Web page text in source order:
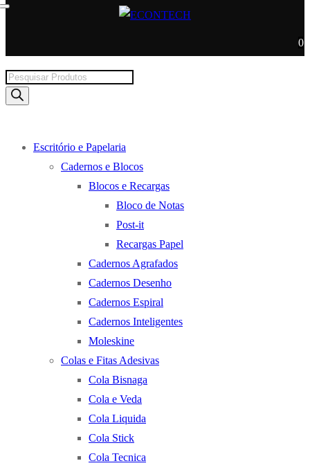
0
Products
search
Escritório e Papelaria
Cadernos e Blocos
Blocos e Recargas
Bloco de Notas
Post-it
Recargas Papel
Cadernos Agrafados
Cadernos Desenho
Cadernos Espiral
Cadernos Inteligentes
Moleskine
Colas e Fitas Adesivas
Cola Bisnaga
Cola e Veda
Cola Liquida
Cola Stick
Cola Tecnica